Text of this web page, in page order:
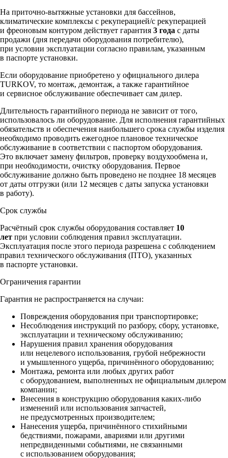
На приточно-вытяжные установки для бассейнов,
климатические комплексы c рекуперацией/с рекуперацией
и фреоновым контуром действует гарантия 3 года с даты
продажи (дня передачи оборудования потребителю),
при условии эксплуатации согласно правилам, указанным
в паспорте установки.
Если оборудование приобретено у официального дилера
TURKOV, то монтаж, демонтаж, а также гарантийное
и сервисное обслуживание обеспечивает сам дилер.
Длительность гарантийного периода не зависит от того,
использовалось ли оборудование. Для исполнения гарантийных
обязательств и обеспечения наибольшего срока службы изделия
необходимо проводить ежегодное плановое техническое
обслуживание в соответствии с паспортом оборудования.
Это включает замену фильтров, проверку воздухообмена и,
при необходимости, очистку оборудования. Первое
обслуживание должно быть проведено не позднее 18 месяцев
от даты отгрузки (или 12 месяцев с даты запуска установки
в работу).
Срок службы
Расчётный срок службы оборудования составляет 10
лет при условии соблюдения правил эксплуатации.
Эксплуатация после этого периода разрешена с соблюдением
правил технического обслуживания (ПТО), указанных
в паспорте установки.
Ограничения гарантии
Гарантия не распространяется на случаи:
Повреждения оборудования при транспортировке;
Несоблюдения инструкций по разбору, сбору, установке,
эксплуатации и техническому обслуживанию;
Нарушения правил хранения оборудования
или нецелевого использования, грубой небрежности
и умышленного ущерба, причинённого оборудованию;
Монтажа, ремонта или любых других работ
с оборудованием, выполненных не официальным дилером
компании;
Внесения в конструкцию оборудования каких‑либо
изменений или использования запчастей,
не предусмотренных производителем;
Нанесения ущерба, причинённого стихийными
бедствиями, пожарами, авариями или другими
непредвиденными событиями, не связанными
с использованием оборудования;